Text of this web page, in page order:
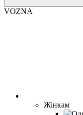
VOZNA
Жінкам